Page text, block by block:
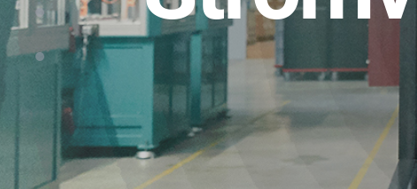
NEO CEE: Energieverteilung mit System.
effizient in der Installation, zukunftsfähig im